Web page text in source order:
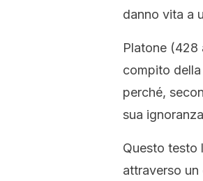
danno vita a
Platone (428
compito
perché,
sua
Questo testo
attraverso